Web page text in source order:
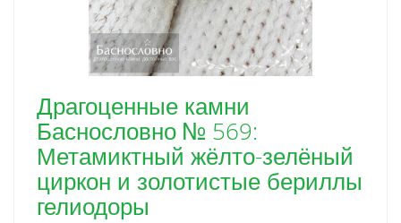
Драгоценные камни
Баснословно № 569:
Метамиктный жёлто-зелёный
циркон и золотистые бериллы
гелиодоры